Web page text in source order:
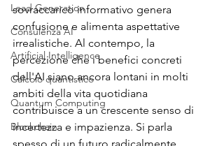
Lead Generation
Consulenza AI
Artificial Intelligence
Calcolo quantistico
Quantum Computing
Blockchain
sovraccarico informativo genera
confusione e alimenta aspettative
irrealistiche. Al contempo, la
percezione che i benefici concreti
dell'AI siano ancora lontani in molti
ambiti della vita quotidiana
contribuisce a un crescente senso di
incertezza e impazienza. Si parla
spesso di un futuro radicalmente